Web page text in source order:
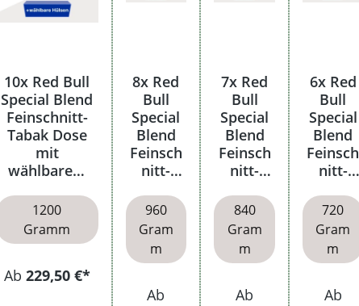
10x Red Bull
Special Blend
Feinschnitt-
Tabak Dose
mit
wählbarem
1200
Gramm
Ab 229,50 €*
8x Red
Bull
Special
Blend
Feinsch
nitt-
Dose
960
Gram
m
Ab
7x Red
Bull
Special
Blend
Feinsch
nitt-
Dose
840
Gram
m
Ab
6x Red
Bull
Special
Blend
Feinsch
nitt-
Dose
720
Gram
m
Ab